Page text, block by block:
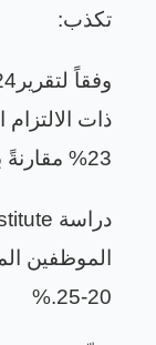
تكذب:
وفقاً لتقرير
ذات
23% مقارنةً بنظيراتها ذات الالتزام المنخفض
دراسة
الموظفين
20-25
%.